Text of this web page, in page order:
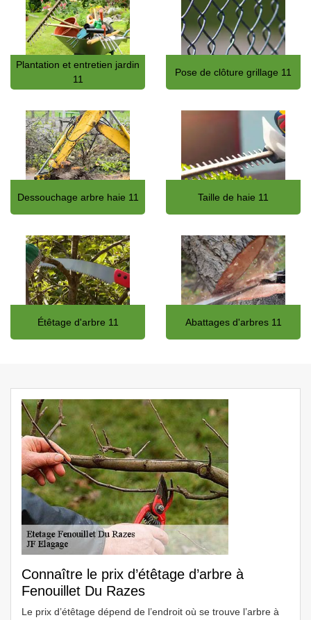
Plantation et entretien jardin
11
Pose de clôture grillage 11
Dessouchage arbre haie 11 Taille de haie 11
Étêtage d'arbre 11 Abattages d'arbres 11
Connaître le prix d’étêtage d’arbre à
Fenouillet Du Razes
Le prix d’étêtage dépend de l’endroit où se trouve l’arbre à